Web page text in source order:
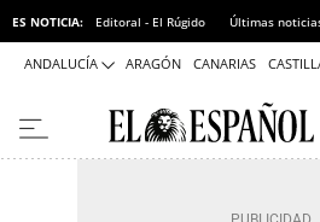
ES NOTICIA: Editoral - El Rúgido Últimas
ANDALUCÍA ARAGÓN CANARIAS